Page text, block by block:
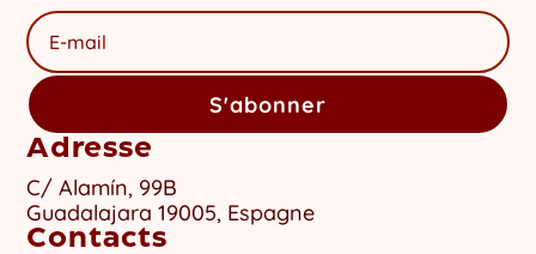
S'abonner
Adresse
C/ Alamín, 99B
Guadalajara 19005, Espagne
Contacts